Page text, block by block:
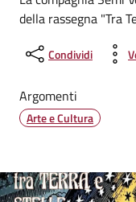
della rassegna "Tra
Condividi
Argomenti
Arte e Cultura